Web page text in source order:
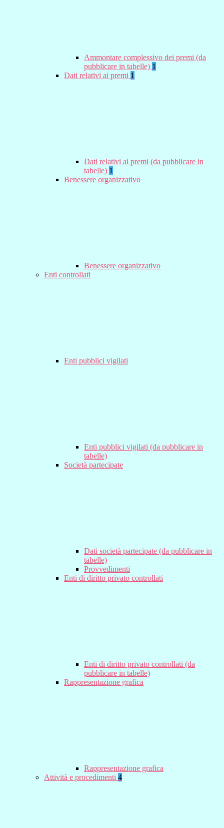
Ammontare complessivo dei premi (da
pubblicare in tabelle) 1
Dati relativi ai premi 1
Dati relativi ai premi (da pubblicare in
tabelle) 1
Benessere organizzativo
Benessere organizzativo
Enti controllati
Enti pubblici vigilati
Enti pubblici vigilati (da pubblicare in
tabelle)
Società partecipate
Dati società partecipate (da pubblicare in
tabelle)
Provvedimenti
Enti di diritto privato controllati
Enti di diritto privato controllati (da
pubblicare in tabelle)
Rappresentazione grafica
Rappresentazione grafica
Attività e procedimenti 4